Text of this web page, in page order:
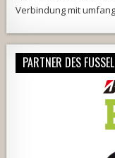
Verbindung mit
PARTNER DES